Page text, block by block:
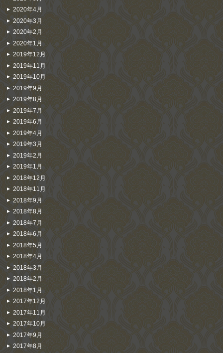
2020年4月
2020年3月
2020年2月
2020年1月
2019年12月
2019年11月
2019年10月
2019年9月
2019年8月
2019年7月
2019年6月
2019年4月
2019年3月
2019年2月
2019年1月
2018年12月
2018年11月
2018年9月
2018年8月
2018年7月
2018年6月
2018年5月
2018年4月
2018年3月
2018年2月
2018年1月
2017年12月
2017年11月
2017年10月
2017年9月
2017年8月